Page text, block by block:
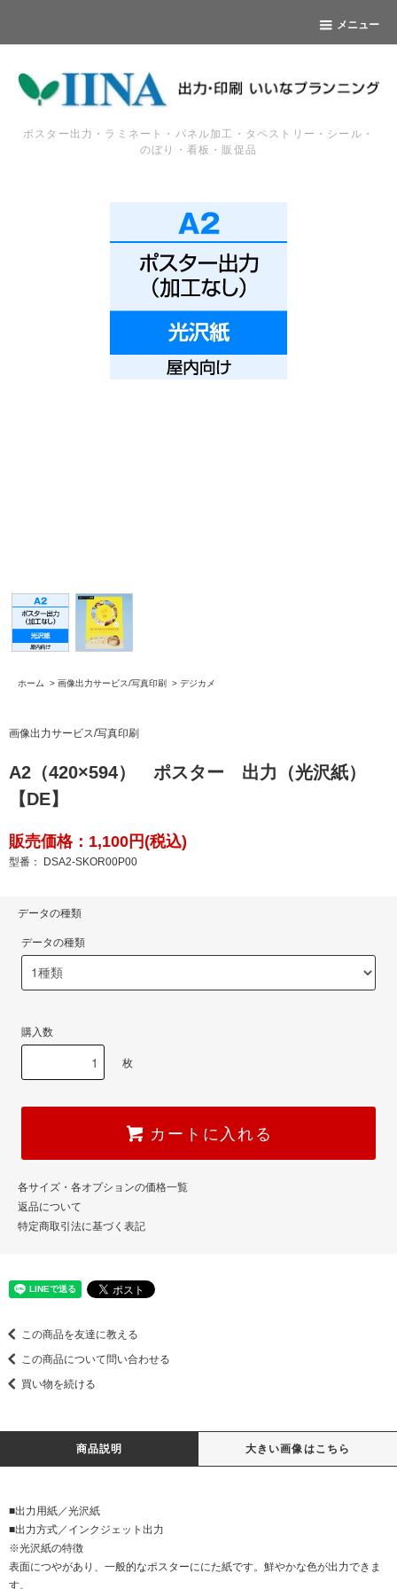
メニュー
ポスター出力・ラミネート・パネル加工・タペストリー・シール・
のぼり・看板・販促品
ホーム > 画像出力サービス/写真印刷 > デジカメ
画像出力サービス/写真印刷
A2（420×594） ポスター 出力（光沢紙）
【DE】
販売価格：1,100円(税込)
型番： DSA2-SKOR00P00
データの種類
データの種類
購入数
枚
カートに入れる
各サイズ・各オプションの価格一覧
返品について
特定商取引法に基づく表記
この商品を友達に教える
この商品について問い合わせる
買い物を続ける
商品説明 大きい画像はこちら
■出力用紙／光沢紙
■出力方式／インクジェット出力
※光沢紙の特徴
表面につやがあり、一般的なポスターににた紙です。鮮やかな色が出力できま
す。